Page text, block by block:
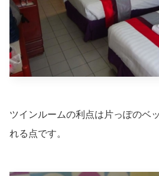
ツインルームの利点は片っぽのベ
れる点です。